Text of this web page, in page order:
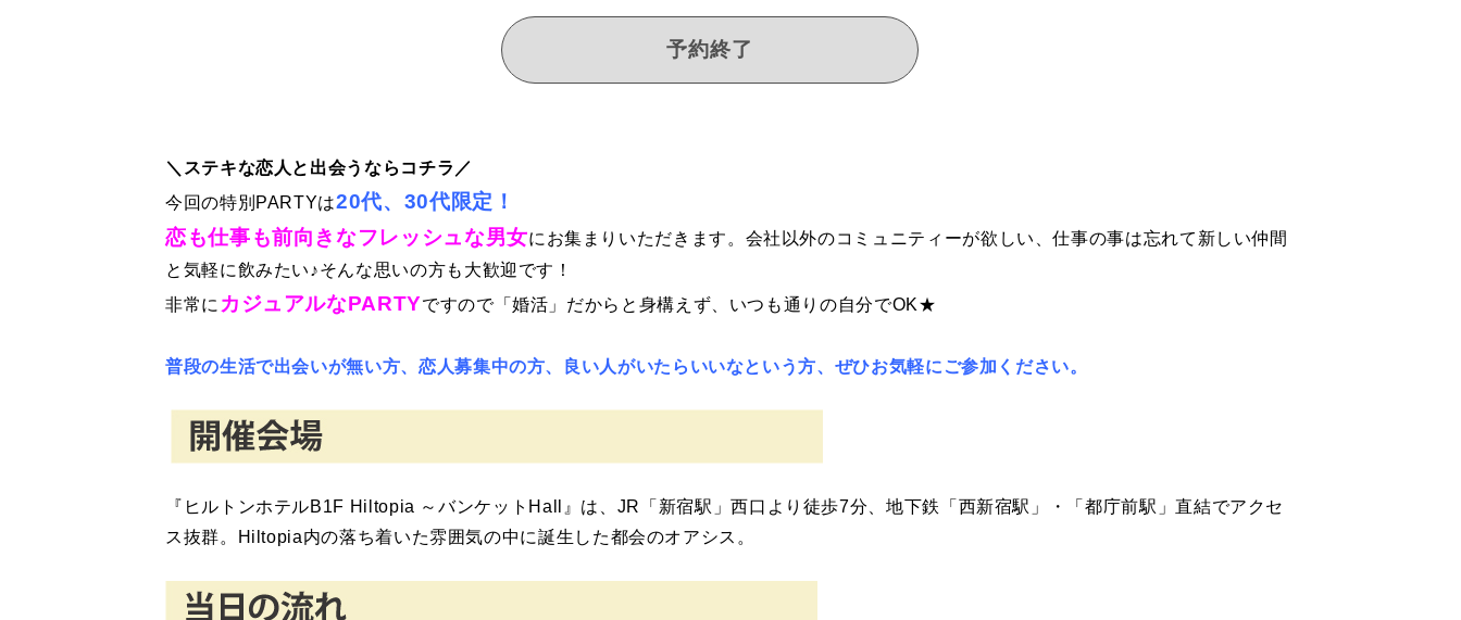
予約終了
＼ステキな恋人と出会うならコチラ／
今回の特別PARTYは20代、30代限定！
恋も仕事も前向きなフレッシュな男女にお集まりいただきます。会社以外のコミュニティーが欲しい、仕事の事は忘れて新しい仲間
と気軽に飲みたい♪そんな思いの方も大歓迎です！
非常に カジュアルなPARTYですので「婚活」だからと身構えず、いつも通りの自分でOK★
普段の生活で出会いが無い方、恋人募集中の方、良い人がいたらいいなという方、ぜひお気軽にご参加ください。
『ヒルトンホテルB1F Hiltopia ～バンケットHall』は、JR「新宿駅」西口より徒歩7分、地下鉄「西新宿駅」・「都庁前駅」直結でアクセ
ス抜群。Hiltopia内の落ち着いた雰囲気の中に誕生した都会のオアシス。